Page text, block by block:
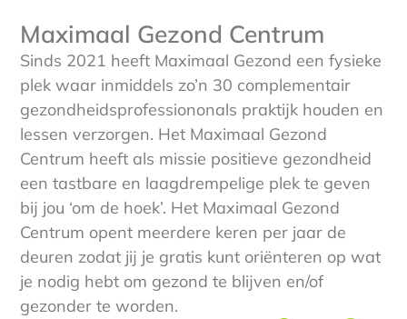
Maximaal Gezond Centrum
Sinds 2021 heeft Maximaal Gezond een fysieke
plek waar inmiddels zo’n 30 complementair
gezondheidsprofessiononals praktijk houden en
lessen verzorgen. Het Maximaal Gezond
Centrum heeft als missie positieve gezondheid
een tastbare en laagdrempelige plek te geven
bij jou ‘om de hoek’. Het Maximaal Gezond
Centrum opent meerdere keren per jaar de
deuren zodat jij je gratis kunt oriënteren op wat
je nodig hebt om gezond te blijven en/of
gezonder te worden.